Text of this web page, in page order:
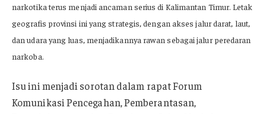
narkotika terus menjadi ancaman serius di Kalimantan Timur. Letak
geografis provinsi ini yang strategis, dengan akses jalur darat, laut,
dan udara yang luas, menjadikannya rawan sebagai jalur peredaran
narkoba.
Isu ini menjadi sorotan dalam rapat Forum
Komunikasi Pencegahan, Pemberantasan,